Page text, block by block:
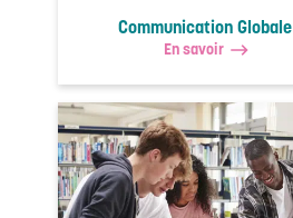
Communication Globale
En savoir